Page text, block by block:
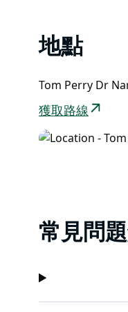
地點
Tom Perry Dr
獲取路線
常見問